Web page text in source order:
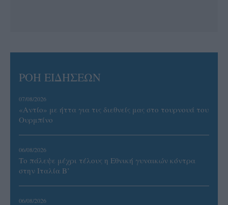
ΡΟΗ ΕΙΔΗΣΕΩΝ
07/08/2026
«Αντίο» με ήττα για τις διεθνείς μας στο τουρνουά του
Ουρμπίνο
06/08/2026
Το πάλεψε μέχρι τέλους η Εθνική γυναικών κόντρα
στην Ιταλία Β’
06/08/2026